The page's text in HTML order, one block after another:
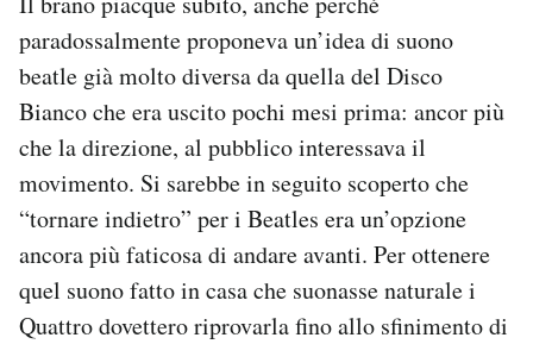
paradossalmente proponeva un’idea di suono
beatle già molto diversa da quella del Disco
Bianco che era uscito pochi mesi prima: ancor più
che la direzione, al pubblico interessava il
movimento. Si sarebbe in seguito scoperto che
“tornare indietro” per i Beatles era un’opzione
ancora più faticosa di andare avanti. Per ottenere
quel suono fatto in casa che suonasse naturale i
Quattro dovettero riprovarla fino allo sfinimento di